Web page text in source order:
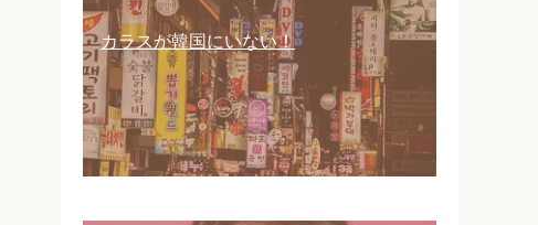
カラスが韓国にいない！